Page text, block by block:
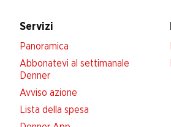
Servizi
Panoramica
Abbonatevi al settimanale
Denner
Avviso azione
Lista della spesa